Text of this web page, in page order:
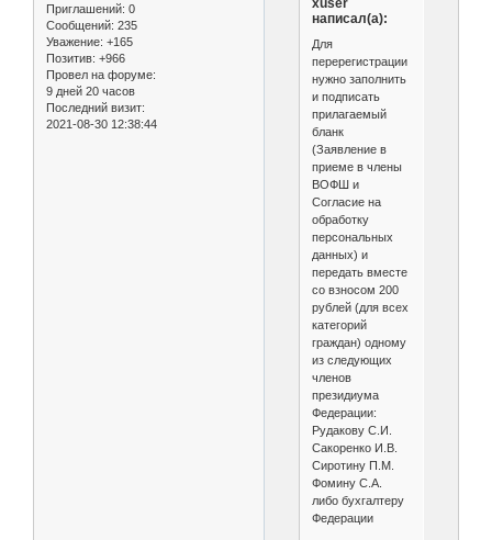
Приглашений: 0
Сообщений: 235
Уважение: +165
Позитив: +966
Провел на форуме:
9 дней 20 часов
Последний визит:
2021-08-30 12:38:44
xuser
написал(а):
Для
перерегистрации
нужно заполнить
и подписать
прилагаемый
бланк
(Заявление в
приеме в члены
ВОФШ и
Согласие на
обработку
персональных
данных) и
передать вместе
со взносом 200
рублей (для всех
категорий
граждан) одному
из следующих
членов
президиума
Федерации:
Рудакову С.И.
Сакоренко И.В.
Сиротину П.М.
Фомину С.А.
либо бухгалтеру
Федерации